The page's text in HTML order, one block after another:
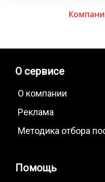
О сервисе
О компании
Реклама
Методика отбора
Помощь